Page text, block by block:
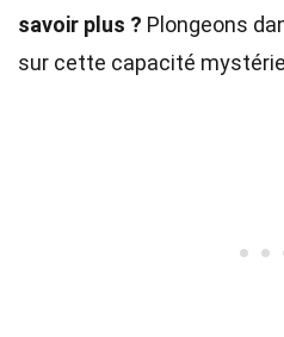
savoir plus ? Plongeons
sur cette capacité